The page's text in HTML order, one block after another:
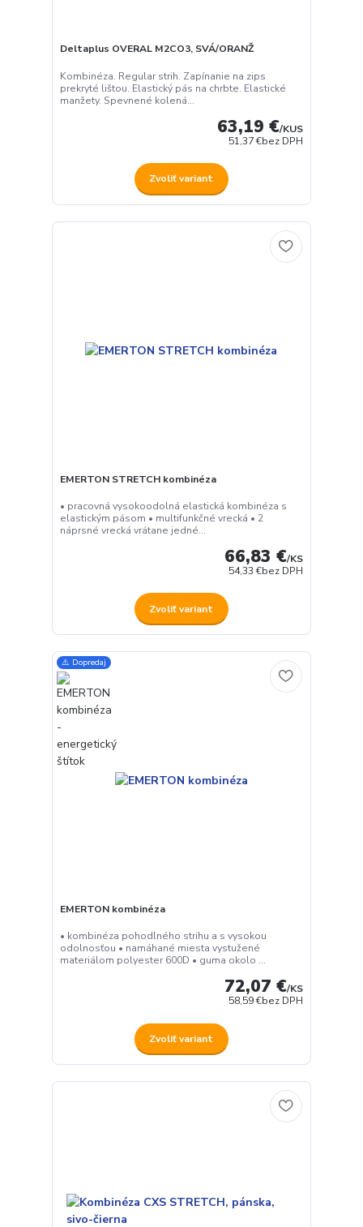
Deltaplus OVERAL M2CO3, SVÁ/ORANŽ
Kombinéza. Regular strih. Zapínanie na zips
prekryté lištou. Elastický pás na chrbte. Elastické
manžety. Spevnené kolená...
63,19 €/KUS
51,37 €bez DPH
Zvoliť variant
EMERTON STRETCH kombinéza
• pracovná vysokoodolná elastická kombinéza s
elastickým pásom • multifunkčné vrecká • 2
náprsné vrecká vrátane jedné...
66,83 €/KS
54,33 €bez DPH
Zvoliť variant
⚠️ Dopredaj
EMERTON kombinéza
• kombinéza pohodlného strihu a s vysokou
odolnosťou • namáhané miesta vystužené
materiálom polyester 600D • guma okolo ...
72,07 €/KS
58,59 €bez DPH
Zvoliť variant